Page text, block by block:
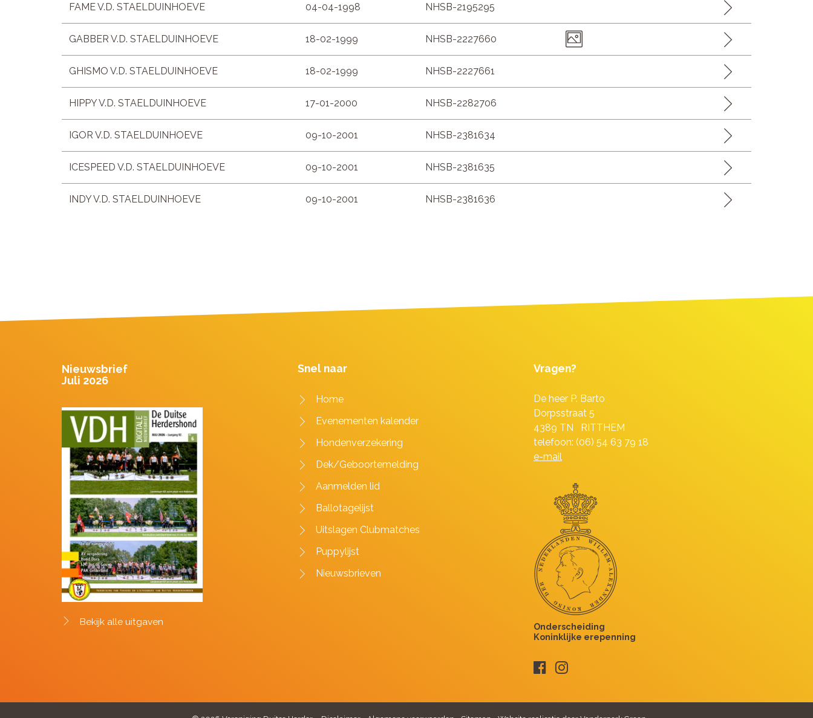
FAME V.D. STAELDUINHOEVE 04-04-1998 NHSB-2195295
GABBER V.D. STAELDUINHOEVE 18-02-1999 NHSB-2227660
GHISMO V.D. STAELDUINHOEVE 18-02-1999 NHSB-2227661
HIPPY V.D. STAELDUINHOEVE 17-01-2000 NHSB-2282706
IGOR V.D. STAELDUINHOEVE 09-10-2001 NHSB-2381634
ICESPEED V.D. STAELDUINHOEVE 09-10-2001 NHSB-2381635
INDY V.D. STAELDUINHOEVE 09-10-2001 NHSB-2381636
Nieuwsbrief
Juli 2026
Bekijk alle uitgaven
Snel naar
Home
Evenementen kalender
Hondenverzekering
Dek/Geboortemelding
Aanmelden lid
Ballotagelijst
Uitslagen Clubmatches
Puppylijst
Nieuwsbrieven
Vragen?
De heer P. Barto
Dorpsstraat 5
4389 TN RITTHEM
telefoon: (06) 54 63 79 18
e-mail